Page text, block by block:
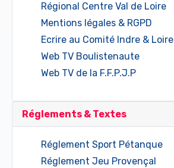
Régional Centre Val de Loire
Mentions légales & RGPD
Ecrire au Comité Indre & Loire
Web TV Boulistenaute
Web TV de la F.F.P.J.P
Réglements & Textes
Réglement Sport Pétanque
Réglement Jeu Provençal